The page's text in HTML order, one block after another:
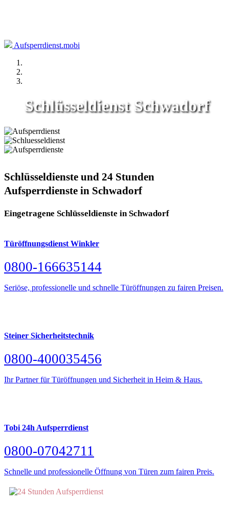
Aufsperrdienst.mobi
Schlüsseldienst Schwadorf
Schlüsseldienste und 24 Stunden
Aufsperrdienste in Schwadorf
Eingetragene Schlüsseldienste in Schwadorf
Türöffnungsdienst Winkler
0800-166635144
Seriöse, professionelle und schnelle Türöffnungen zu fairen Preisen.
Steiner Sicherheitstechnik
0800-400035456
Ihr Partner für Türöffnungen und Sicherheit in Heim & Haus.
Tobi 24h Aufsperrdienst
0800-07042711
Schnelle und professionelle Öffnung von Türen zum fairen Preis.